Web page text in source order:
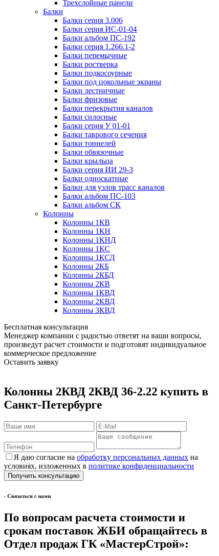
Трехслойные панели
Балки
Балки серия 3.006
Балки серия ИС-01-04
Балки альбом ПС-192
Балки серия 1.266.1-2
Балки перемычные
Балки ростверка
Балки подкосоурные
Балки под цокольные экраны
Балки лестничные
Балки фризовые
Балки перекрытия каналов
Балки силосные
Балки серия У 01-01
Балки таврового сечения
Балки тоннелей
Балки обвязочные
Балки крыльца
Балки серия ИИ 29-3
Балки односкатные
Балки для узлов трасс каналов
Балки альбом ПС-103
Балки альбом СК
Колонны
Колонны 1КВ
Колонны 1КН
Колонны 1КНД
Колонны 1КС
Колонны 1КСД
Колонны 2КБ
Колонны 2КБД
Колонны 2КВ
Колонны 1КВД
Колонны 2КВД
Колонны 3КВД
Бесплатная консультация
Менеджер компании с радостью ответят на ваши вопросы,
произведут расчет стоимости и подготовят индивидуальное
коммерческое предложение
Оставить заявку
Колонны 2КВД 2КВД 36-2.22 купить в
Санкт-Петербурге
Я даю согласие на обработку персональных данных на
условиях, изложенных в политике конфиденциальности
- Cвязаться с нами
По вопросам расчета стоимости и
срокам поставок ЖБИ обращайтесь в
Отдел продаж ГК «МастерСтрой»: